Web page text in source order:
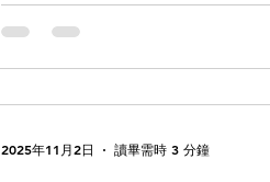
心血管的風險會比一般人高4.6倍
狀包含：咳嗽、痰變多；一旦發
一些血絲，要注意可能是肺炎！
有3公分的腫塊，醫師表示有80%
2025年11月2日 讀畢需時 3 分鐘